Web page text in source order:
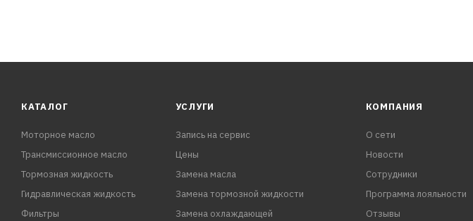
КАТАЛОГ
Моторное масло
Трансмиссионное масло
Тормозная жидкость
Гидравлическая жидкость
Фильтры
УСЛУГИ
Запись на сервис
Цены
Замена масла
Замена тормозной жидкости
Замена охлаждающей
КОМПАНИЯ
О сети
Новости
Сотрудники
Программа лояльности
Отзывы